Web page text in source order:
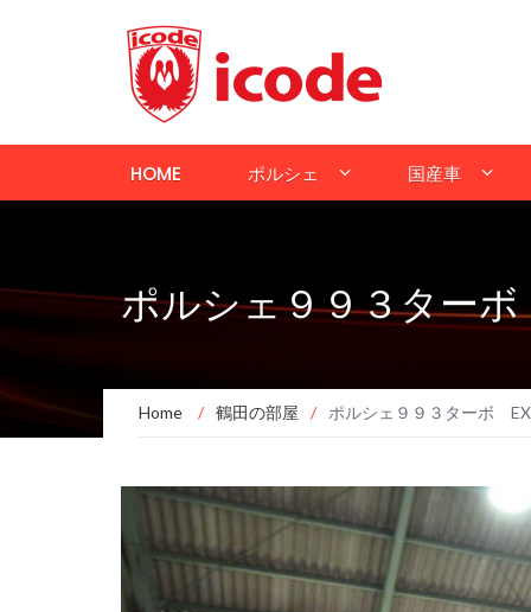
HOME ポルシェ 国産車
ポルシェ９９３ター
Home / 鶴田の部屋 / ポルシェ９９３ターボ